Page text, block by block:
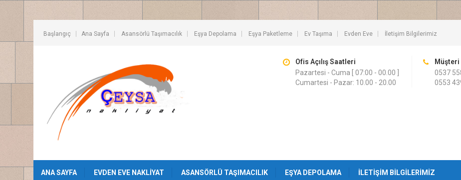
Başlangıç Ana Sayfa Asansörlü Taşımacılık Eşya Depolama Eşya Paketleme Ev Taşıma Evden Eve İletişim Bilgilerimiz
Ofis Açılış Saatleri
Pazartesi - Cuma [ 07:00 - 00.00 ]
Cumartesi - Pazar: 10.00 - 20.00
0537
0553
ANA SAYFA EVDEN EVE NAKLIYAT ASANSÖRLÜ TAŞIMACILIK EŞYA DEPOLAMA İLETIŞIM BILGILERIMIZ